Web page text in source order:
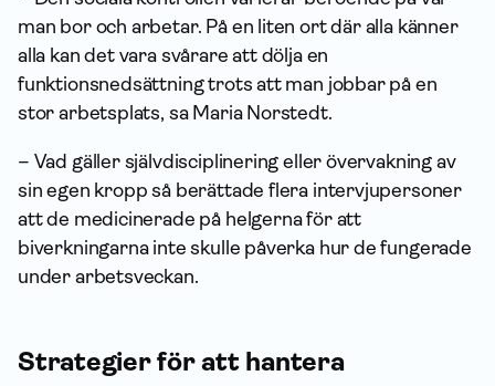
man bor och arbetar. På en liten ort där alla känner
alla kan det vara svårare att dölja en
funktionsnedsättning trots att man jobbar på en
stor arbetsplats, sa Maria Norstedt.
– Vad gäller självdisciplinering eller övervakning av
sin egen kropp så berättade flera intervjupersoner
att de medicinerade på helgerna för att
biverkningarna inte skulle påverka hur de fungerade
under arbetsveckan.
Strategier för att hantera